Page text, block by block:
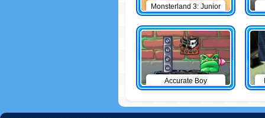
Monsterland 3: Junior
Returns
Accurate Boy